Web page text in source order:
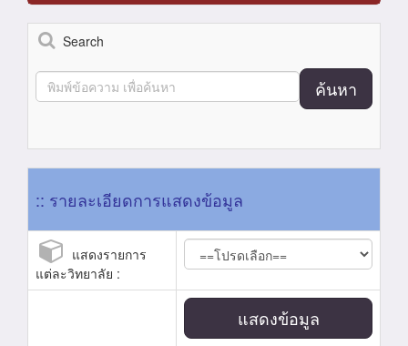
Search
ค้นหา
:: รายละเอียดการแสดงข้อมูล
แสดงรายการ
แต่ละวิทยาลัย :
แสดงข้อมูล